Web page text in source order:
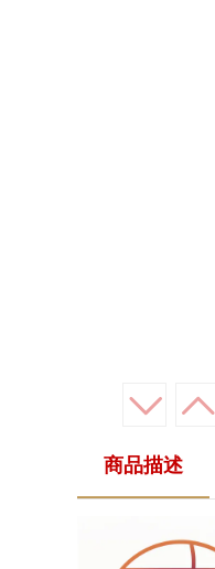
商品描述